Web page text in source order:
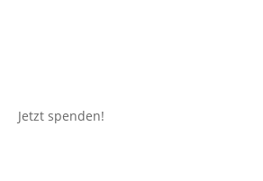
Jetzt spenden!